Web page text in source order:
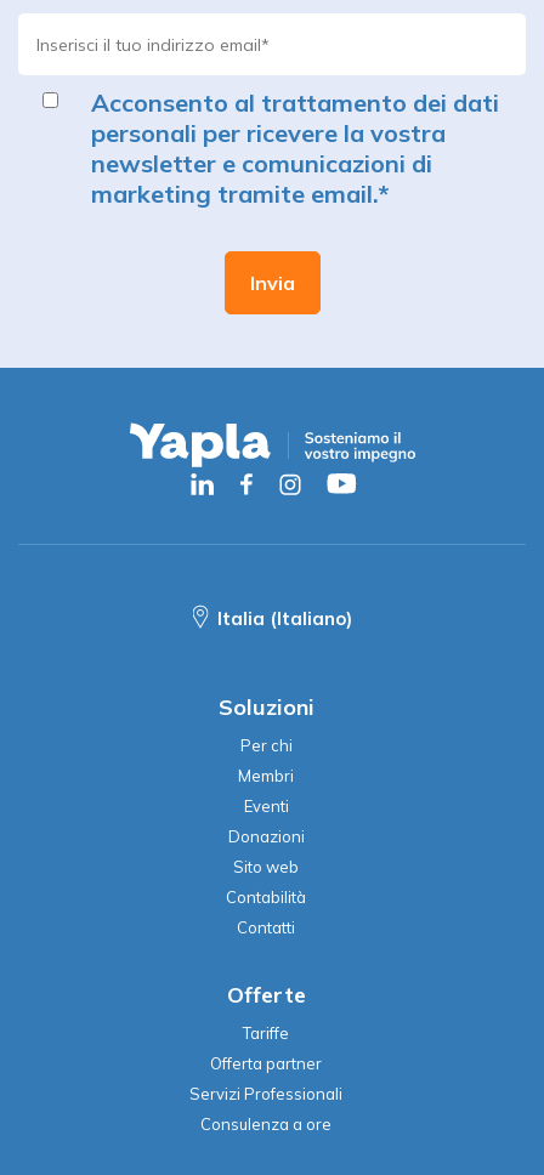
Acconsento al trattamento dei dati
personali per ricevere la vostra
newsletter e comunicazioni di
marketing tramite email.*
Italia (Italiano)
Soluzioni
Per chi
Membri
Eventi
Donazioni
Sito web
Contabilità
Contatti
Offerte
Tariffe
Offerta partner
Servizi Professionali
Consulenza a ore